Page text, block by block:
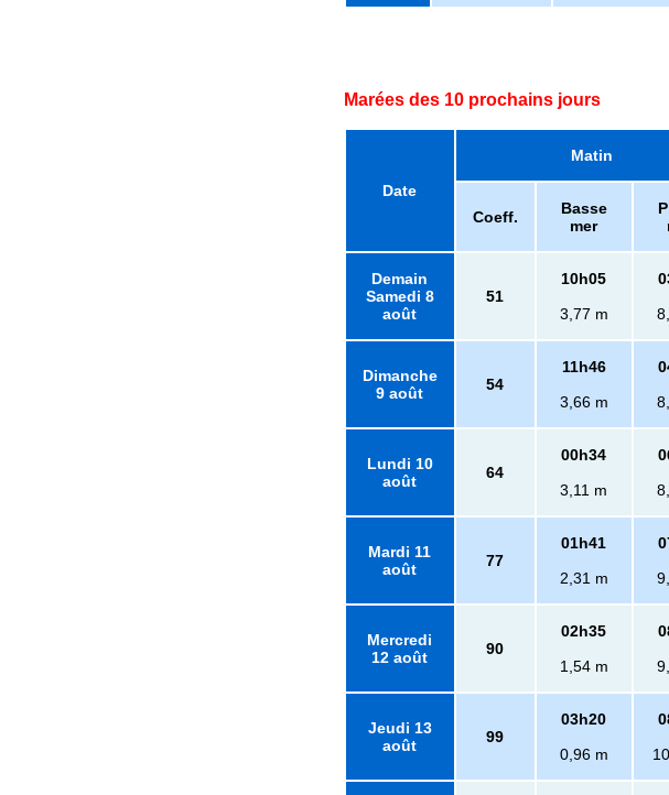
Marées des 10 prochains jours
Date
Matin
Coeff.
Basse
mer
Demain
Samedi 8
août
51
10h05
3,77 m
Dimanche
9 août
54
11h46
3,66 m
Lundi 10
août
64
00h34
3,11 m
Mardi 11
août
77
01h41
2,31 m
Mercredi
12 août
90
02h35
1,54 m
Jeudi 13
août
99
03h20
0,96 m